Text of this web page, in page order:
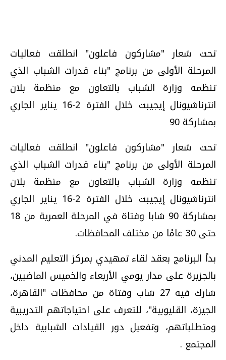
تحت شعار "مشاركون فاعلون" انطلقت فعاليات
المرحلة الأولى من برنامج "بناء قدرات الشباب الذي
تنظمه وزارة الشباب بالتعاون مع منظمة بلان
انترناشيونال إيجيبت خلال الفترة 2-16 يناير الجاري
بمشاركة 90
تحت شعار "مشاركون فاعلون" انطلقت فعاليات
المرحلة الأولى من برنامج "بناء قدرات الشباب الذي
تنظمه وزارة الشباب بالتعاون مع منظمة بلان
انترناشيونال إيجيبت خلال الفترة 2-16 يناير الجاري
بمشاركة 90 شابا وفتاة في المرحلة العمرية من 18
حتى 30 عامًا من مختلف المحافظات.
بدأ البرنامج بعقد لقاء تمهيدي بمركز التعليم المدني
بالجزيرة على مدار يومي الأربعاء والخميس الماضيين،
شارك فيه 27 شاب وفتاة من محافظات "القاهرة،
الجيزة، القليوبية"، للتعرف على احتياجاتهم التدريبية
ومتطلباتهم، وتفعيل دور القيادات الشبابية داخل
المجتمع .